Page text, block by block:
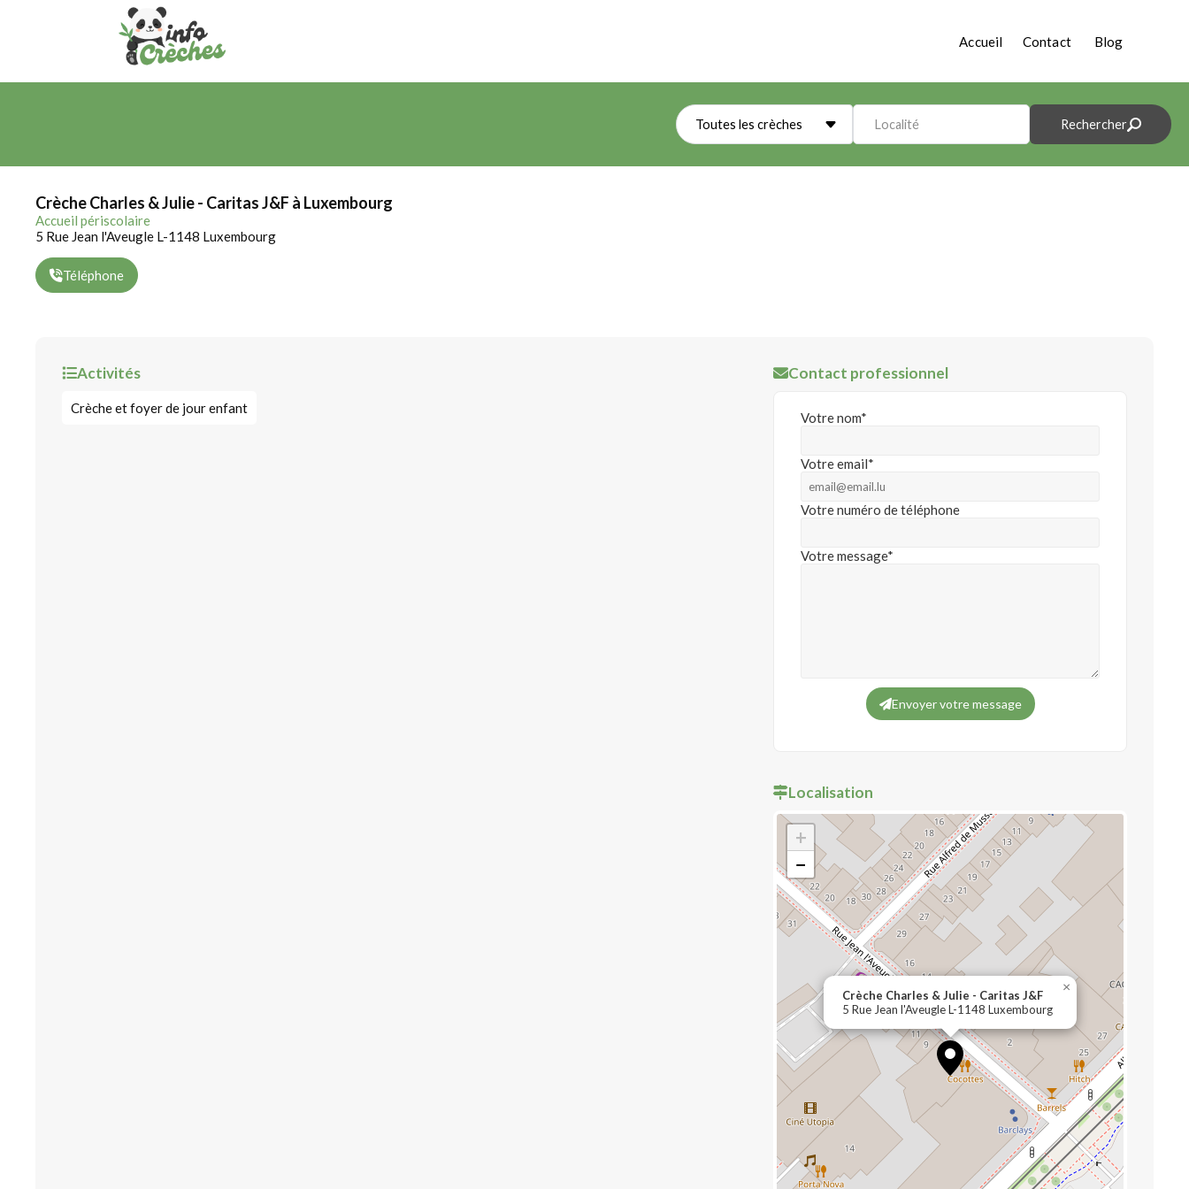
Accueil Contact Blog
Toutes les crèches Localité Rechercher
Crèche Charles & Julie - Caritas J&F à Luxembourg
Accueil périscolaire
5 Rue Jean l'Aveugle L-1148 Luxembourg
Téléphone
Activités
Crèche et foyer de jour enfant
Contact professionnel
Votre nom*
Votre email*
Votre numéro de téléphone
Votre message*
Envoyer votre message
Localisation
Crèche Charles & Julie - Caritas J&F
5 Rue Jean l'Aveugle L-1148 Luxembourg
×
+
−